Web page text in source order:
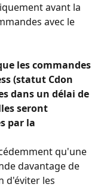
avant la
avec le
les commandes
(statut Cdon
dans un délai de
seront
par la
qu'une
davantage de
d'éviter les